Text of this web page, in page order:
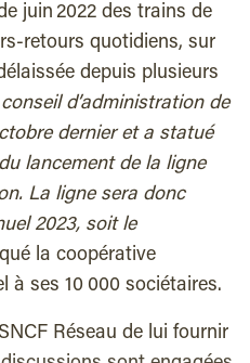
juin 2022 des trains de
retours quotidiens, sur
depuis plusieurs
conseil d’administration de
dernier et a statué
lancement de la ligne
La ligne sera donc
2023, soit le
la coopérative
à ses 10 000 sociétaires.
Réseau de lui fournir